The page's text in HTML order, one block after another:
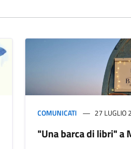
COMUNICATI 27 LUGLIO
"Una barca di libri" a